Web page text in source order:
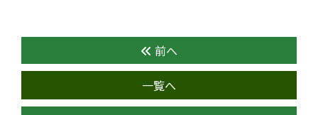
前へ
一覧へ